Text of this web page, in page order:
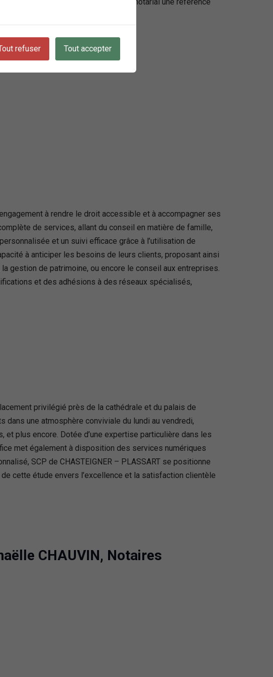
à rendre le droit accessible et à accompagner ses
de services, allant du conseil en matière de famille,
et un suivi efficace grâce à l’utilisation de
à anticiper les besoins de leurs clients, proposant ainsi
gestion de patrimoine, ou encore le conseil aux entreprises.
et des adhésions à des réseaux spécialisés,
privilégié près de la cathédrale et du palais de
une atmosphère conviviale du lundi au vendredi,
plus encore. Dotée d’une expertise particulière dans les
met également à disposition des services numériques
SCP de CHASTEIGNER – PLASSART se positionne
cette étude envers l’excellence et la satisfaction clientèle
CHAUVIN, Notaires
refuser Tout accepter